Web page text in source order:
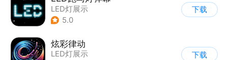
LED灯展示
5.0
下载
炫彩律动
LED灯展示
下载